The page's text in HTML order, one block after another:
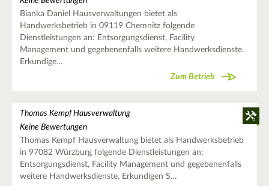
Bianka Daniel Hausverwaltungen bietet als
Handwerksbetrieb in 09119 Chemnitz folgende
Dienstleistungen an: Entsorgungsdienst, Facility
Management und gegebenenfalls weitere Handwerksdienste.
Erkundige…
Zum Betrieb
Thomas Kempf Hausverwaltung
Keine Bewertungen
Thomas Kempf Hausverwaltung bietet als Handwerksbetrieb
in 97082 Würzburg folgende Dienstleistungen an:
Entsorgungsdienst, Facility Management und gegebenenfalls
weitere Handwerksdienste. Erkundigen S…